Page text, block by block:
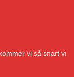
vi så snart vi